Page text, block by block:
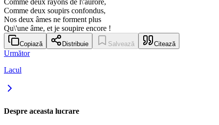
Comme deux rayons de l\'aurore,
Comme deux soupirs confondus,
Nos deux âmes ne forment plus
Qu\'une âme, et je soupire encore !
Copiază Distribuie Salvează Citează
Următor
Lacul
Despre aceasta lucrare